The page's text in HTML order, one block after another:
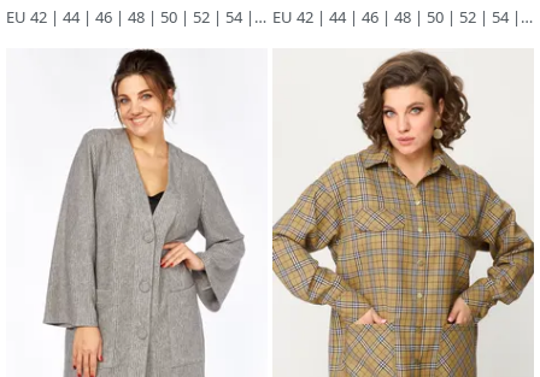
EU 42 | 44 | 46 | 48 | 50 | 52 | 54 | 56 | 58 | 60 | 62 | 64 | 66 EU 42 | 44 | 46 | 48 | 50 | 52 | 54 | 56 | 58 | 60 | 62 | 64 | 66